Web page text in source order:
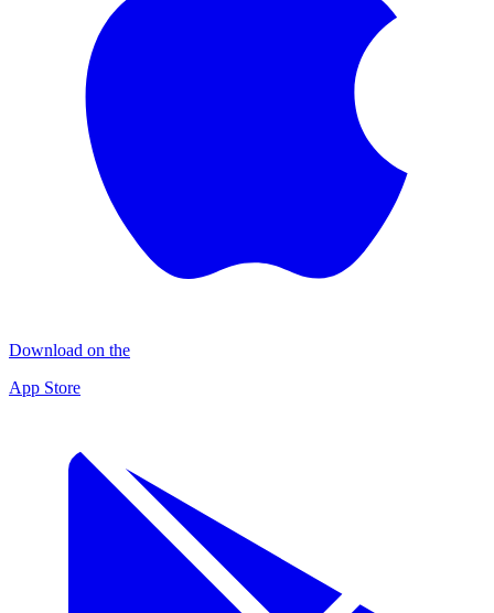
Download on the
App Store